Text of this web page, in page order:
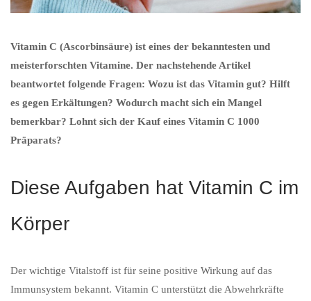
Vitamin C (Ascorbinsäure) ist eines der bekanntesten und
meisterforschten Vitamine. Der nachstehende Artikel
beantwortet folgende Fragen: Wozu ist das Vitamin gut? Hilft
es gegen Erkältungen? Wodurch macht sich ein Mangel
bemerkbar? Lohnt sich der Kauf eines Vitamin C 1000
Präparats?
Diese Aufgaben hat Vitamin C im
Körper
Der wichtige Vitalstoff ist für seine positive Wirkung auf das
Immunsystem bekannt. Vitamin C unterstützt die Abwehrkräfte